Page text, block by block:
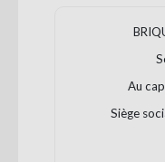
Au
Siège